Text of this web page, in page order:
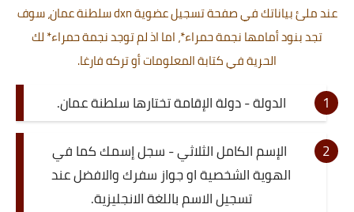
عند ملئ بياناتك في صفحة تسجيل عضوية dxn سلطنة عمان، سوف
تجد بنود أمامهانجمة حمراء*،اما اذ لم توجدنجمة حمراء*لك
الحرية في كتابة المعلومات أو تركه فارغا.
الدولة - دولة الإقامة تختارها سلطنة عمان.
الإسم الكامل الثلاثي - سجل إسمك كما في
الهوية الشخصية او جواز سفرك والافضل عند
تسجيل الاسم باللغة الانجليزية.